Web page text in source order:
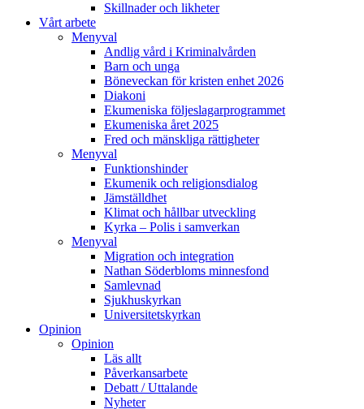
Skillnader och likheter
Vårt arbete
Menyval
Andlig vård i Kriminalvården
Barn och unga
Böneveckan för kristen enhet 2026
Diakoni
Ekumeniska följeslagarprogrammet
Ekumeniska året 2025
Fred och mänskliga rättigheter
Menyval
Funktionshinder
Ekumenik och religionsdialog
Jämställdhet
Klimat och hållbar utveckling
Kyrka – Polis i samverkan
Menyval
Migration och integration
Nathan Söderbloms minnesfond
Samlevnad
Sjukhuskyrkan
Universitetskyrkan
Opinion
Opinion
Läs allt
Påverkansarbete
Debatt / Uttalande
Nyheter